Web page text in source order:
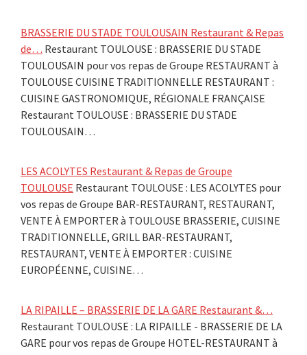
BRASSERIE DU STADE TOULOUSAIN Restaurant & Repas
de… Restaurant TOULOUSE : BRASSERIE DU STADE
TOULOUSAIN pour vos repas de Groupe RESTAURANT à
TOULOUSE CUISINE TRADITIONNELLE RESTAURANT :
CUISINE GASTRONOMIQUE, RÉGIONALE FRANÇAISE
Restaurant TOULOUSE : BRASSERIE DU STADE
TOULOUSAIN…
LES ACOLYTES Restaurant & Repas de Groupe
TOULOUSE Restaurant TOULOUSE : LES ACOLYTES pour
vos repas de Groupe BAR-RESTAURANT, RESTAURANT,
VENTE À EMPORTER à TOULOUSE BRASSERIE, CUISINE
TRADITIONNELLE, GRILL BAR-RESTAURANT,
RESTAURANT, VENTE À EMPORTER : CUISINE
EUROPÉENNE, CUISINE…
LA RIPAILLE – BRASSERIE DE LA GARE Restaurant &…
Restaurant TOULOUSE : LA RIPAILLE - BRASSERIE DE LA
GARE pour vos repas de Groupe HOTEL-RESTAURANT à